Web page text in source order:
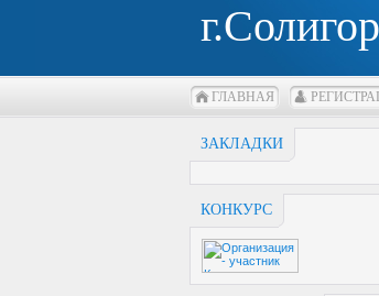
ГЛАВНАЯ
ЗАКЛАДКИ
КОНКУРС